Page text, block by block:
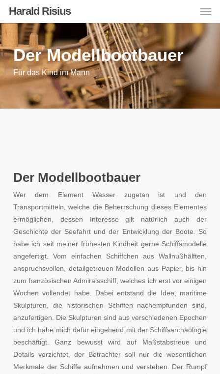
main
content
Harald Risius
Der Modellbootbauer
Für das Kind im Mann
Der Modellbootbauer
Wer dem Element Wasser zugetan ist und den
Transportmitteln, welche die Beherrschung dieses Elementes
ermöglichen, dessen Interesse gilt natürlich auch der
Geschichte der Seefahrt und der Entwicklung der Boote. So
habe ich seit meiner frühesten Kindheit gerne Schiffsmodelle
angefertigt. Vom einfachen Schiffchen aus Wallnußhälften,
anspruchsvollen, detailgetreuen Modellen aus Papier, bis hin
zum französischen Admiralsschiff, welches ich erst vor einigen
Wochen vollendet habe. Dabei entstand die Idee, maritime
Skulpturen, die historischen Schiffen nachempfunden sind,
anzufertigen. Die Skulpturen sind aus verschiedenen Epochen
und ich habe mich dafür eingehend mit der Schiffsarchäologie
beschäftigt. Ganz bewusst wird auf Maßstabstreue und
Details verzichtet, der Betrachter soll nur die wesentlichen
Merkmale der Schiffe aufnehmen und verstehen. Der Rumpf